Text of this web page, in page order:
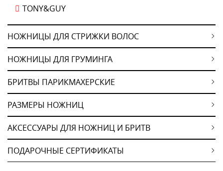
TONY&GUY
НОЖНИЦЫ ДЛЯ СТРИЖКИ ВОЛОС
НОЖНИЦЫ ДЛЯ ГРУМИНГА
БРИТВЫ ПАРИКМАХЕРСКИЕ
РАЗМЕРЫ НОЖНИЦ
АКСЕССУАРЫ ДЛЯ НОЖНИЦ И БРИТВ
ПОДАРОЧНЫЕ СЕРТИФИКАТЫ